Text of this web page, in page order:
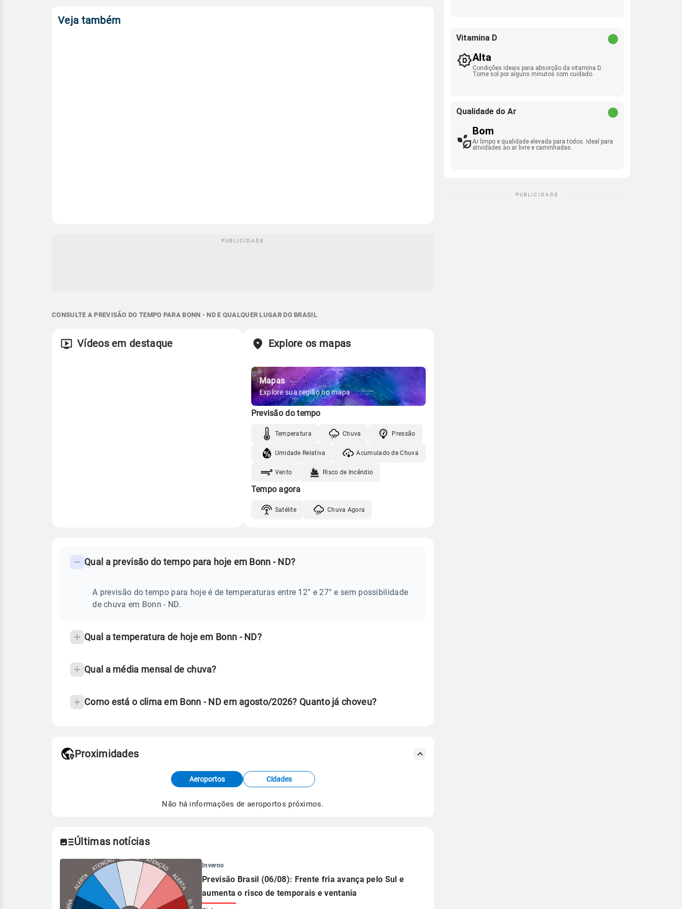
Veja também
CONSULTE A PREVISÃO DO TEMPO PARA BONN - ND E QUALQUER LUGAR DO BRASIL
Vídeos em destaque Explore os mapas
Mapas
Explore sua região no mapa
Previsão do tempo
Temperatura Chuva Pressão
Umidade Relativa Acumulado de Chuva
Vento Risco de Incêndio
Tempo agora
Satélite Chuva Agora
PREVISÃO
frequentes
temperatura
Qual a previsão do tempo para hoje em Bonn - ND?
A previsão do tempo para hoje é de temperaturas entre 12° e 27° e sem possibilidade
de chuva em Bonn - ND.
Qual a temperatura de hoje em Bonn - ND?
Qual a média mensal de chuva?
Como está o clima em Bonn - ND em agosto/2026? Quanto já choveu?
de Tempo e Estudos Climáticos (CPTEC).
Proximidades
Aeroportos Cidades
Não há informações de aeroportos próximos.
Últimas notícias
Inverno
Previsão Brasil (06/08): Frente fria avança pelo Sul e
aumenta o risco de temporais e ventania
Vitamina D
Alta
Condições ideais para absorção da vitamina D.
Tome sol por alguns minutos com cuidado.
Qualidade do Ar
Bom
Ar limpo e qualidade elevada para todos. Ideal para
atividades ao ar livre e caminhadas.